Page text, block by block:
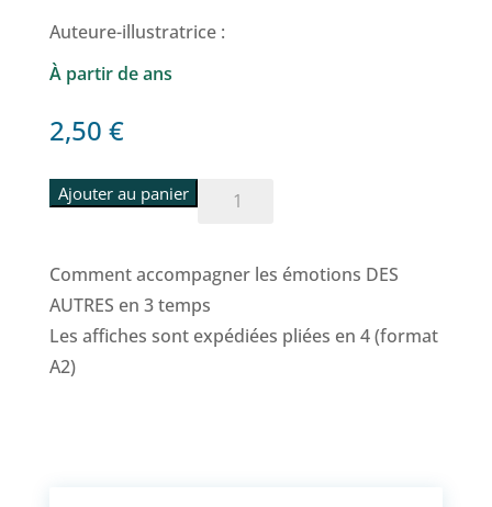
Auteure-illustratrice :
À partir de ans
2,50 €
quantité
les
émotions
des
Ajouter au panier
Comment accompagner les émotions DES
AUTRES en 3 temps
Les affiches sont expédiées pliées en 4 (format
A2)